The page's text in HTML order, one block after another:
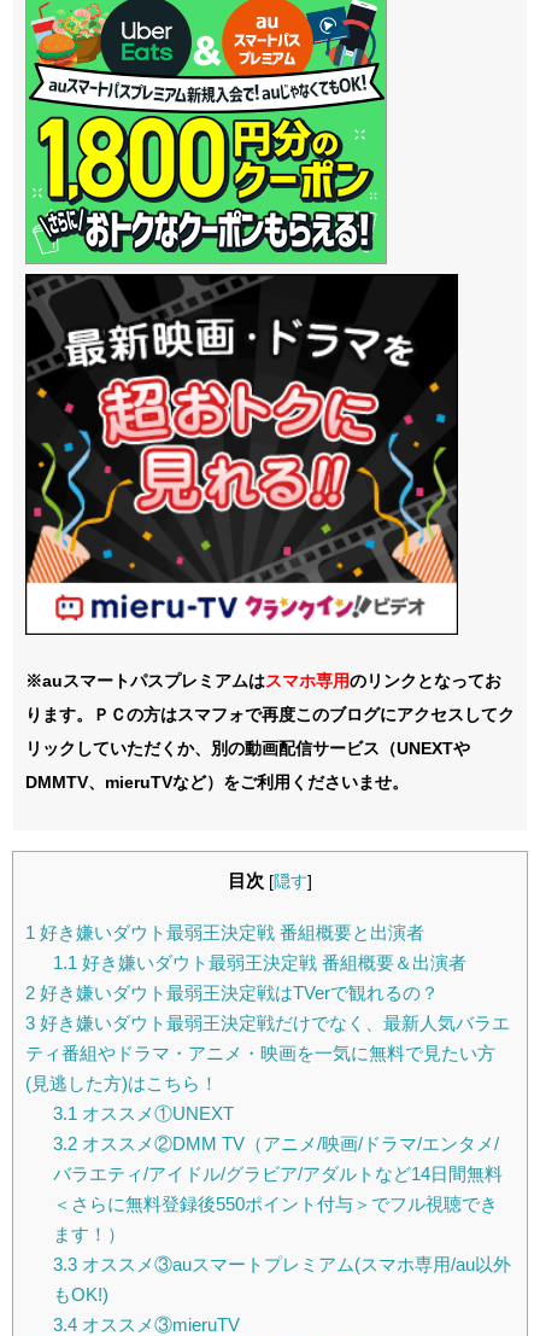
※auスマートパスプレミアムはスマホ専用のリンクとなってお
ります。ＰＣの方はスマフォで再度このブログにアクセスしてク
リックしていただくか、別の動画配信サービス（UNEXTや
DMMTV、mieruTVなど）をご利用くださいませ。
目次 [隠す]
1 好き嫌いダウト最弱王決定戦 番組概要と出演者
1.1 好き嫌いダウト最弱王決定戦 番組概要＆出演者
2 好き嫌いダウト最弱王決定戦はTVerで観れるの？
3 好き嫌いダウト最弱王決定戦だけでなく、最新人気バラエ
ティ番組やドラマ・アニメ・映画を一気に無料で見たい方
(見逃した方)はこちら！
3.1 オススメ①UNEXT
3.2オススメ②DMM TV（アニメ/映画/ドラマ/エンタメ/
バラエティ/アイドル/グラビア/アダルトなど14日間無料
＜さらに無料登録後550ポイント付与＞でフル視聴でき
ます！）
3.3オススメ③auスマートプレミアム(スマホ専用/au以外
もOK!)
3.4オススメ③mieruTV